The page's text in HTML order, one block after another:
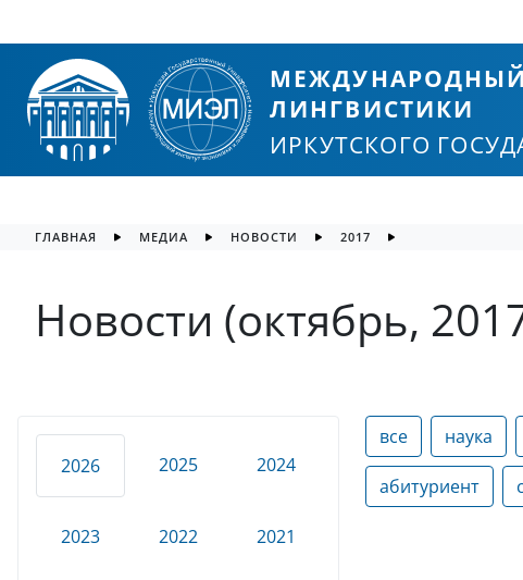
ЛИНГВИСТИКИ
ИРКУТСКОГО
ГЛАВНАЯ МЕДИА НОВОСТИ 2017
Новости (октябрь,
2026 2025 2024
2023 2022 2021
все наука
абитуриент